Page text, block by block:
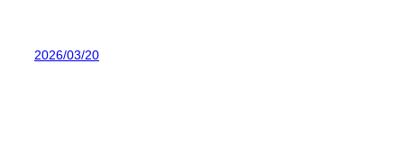
2026/03/20